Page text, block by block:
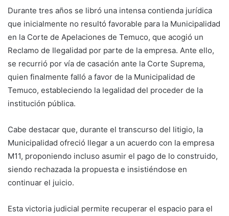
Durante tres años se libró una intensa contienda jurídica
que inicialmente no resultó favorable para la Municipalidad
en la Corte de Apelaciones de Temuco, que acogió un
Reclamo de Ilegalidad por parte de la empresa. Ante ello,
se recurrió por vía de casación ante la Corte Suprema,
quien finalmente falló a favor de la Municipalidad de
Temuco, estableciendo la legalidad del proceder de la
institución pública.
Cabe destacar que, durante el transcurso del litigio, la
Municipalidad ofreció llegar a un acuerdo con la empresa
M11, proponiendo incluso asumir el pago de lo construido,
siendo rechazada la propuesta e insistiéndose en
continuar el juicio.
Esta victoria judicial permite recuperar el espacio para el